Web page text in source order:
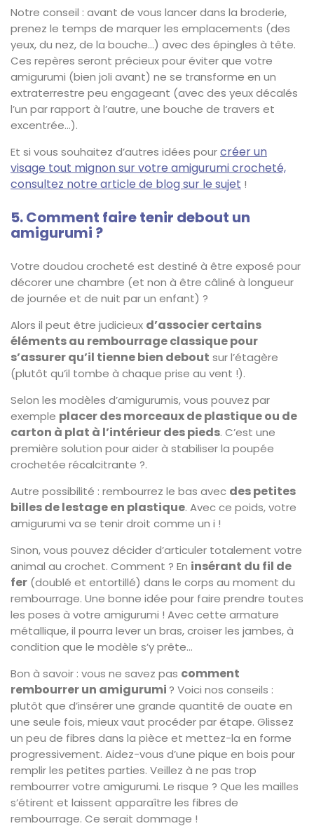
Notre conseil : avant de vous lancer dans la broderie,
prenez le temps de marquer les emplacements (des
yeux, du nez, de la bouche…) avec des épingles à tête.
Ces repères seront précieux pour éviter que votre
amigurumi (bien joli avant) ne se transforme en un
extraterrestre peu engageant (avec des yeux décalés
l’un par rapport à l’autre, une bouche de travers et
excentrée…).
Et si vous souhaitez d’autres idées pourcréer un
visage tout mignon sur votre amigurumi crocheté,
consultez notre article de blog sur le sujet !
5. Comment faire tenir debout un
amigurumi ?
Votre doudou crocheté est destiné à être exposé pour
décorer une chambre (et non à être câliné à longueur
de journée et de nuit par un enfant) ?
Alors il peut être judicieux d’associer certains
éléments au rembourrage classique pour
s’assurer qu’il tienne bien debout sur l’étagère
(plutôt qu’il tombe à chaque prise au vent !).
Selon les modèles d’amigurumis, vous pouvez par
exemple placer des morceaux de plastique ou de
carton à plat à l’intérieur des pieds. C’est une
première solution pour aider à stabiliser la poupée
crochetée récalcitrante ?.
Autre possibilité : rembourrez le bas avec des petites
billes de lestage en plastique. Avec ce poids, votre
amigurumi va se tenir droit comme un i !
Sinon, vous pouvez décider d’articuler totalement votre
animal au crochet. Comment ? En insérant du fil de
fer (doublé et entortillé) dans le corps au moment du
rembourrage. Une bonne idée pour faire prendre toutes
les poses à votre amigurumi ! Avec cette armature
métallique, il pourra lever un bras, croiser les jambes, à
condition que le modèle s’y prête…
Bon à savoir : vous ne savez pas comment
rembourrer un amigurumi? Voici nos conseils :
plutôt que d’insérer une grande quantité de ouate en
une seule fois, mieux vaut procéder par étape. Glissez
un peu de fibres dans la pièce et mettez-la en forme
progressivement. Aidez-vous d’une pique en bois pour
remplir les petites parties. Veillez à ne pas trop
rembourrer votre amigurumi. Le risque ? Que les mailles
s’étirent et laissent apparaître les fibres de
rembourrage. Ce serait dommage !